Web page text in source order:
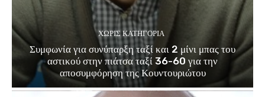
ΧΩΡΊΣ ΚΑΤΗΓΟΡΊΑ
Συμφωνία για συνύπαρξη ταξί και 2 μίνι μπας του
αστικού στην πιάτσα ταξί 36-60 για την
αποσυμφόρηση της Κουντουριώτου